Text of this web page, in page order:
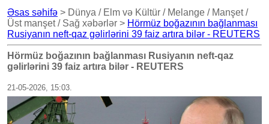
Əsas səhifə > Dünya / Elm və Kültür / Melange / Manşet /
Üst manşet / Sağ xəbərlər > Hörmüz boğazının bağlanması
Rusiyanın neft-qaz gəlirlərini 39 faiz artıra bilər - REUTERS
Hörmüz boğazının bağlanması Rusiyanın neft-qaz
gəlirlərini 39 faiz artıra bilər - REUTERS
21-05-2026, 15:03.